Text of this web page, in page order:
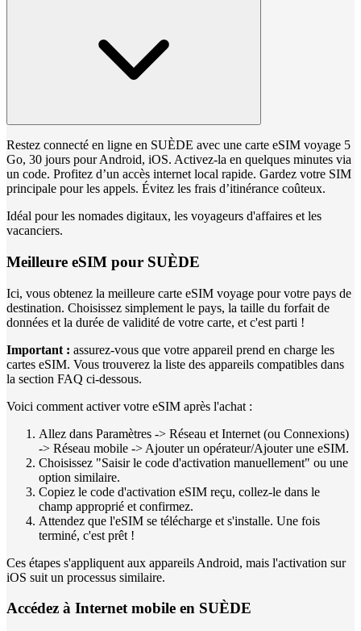
Restez connecté en ligne en SUÈDE avec une carte eSIM voyage 5
Go, 30 jours pour Android, iOS. Activez-la en quelques minutes via
un code. Profitez d’un accès internet local rapide. Gardez votre SIM
principale pour les appels. Évitez les frais d’itinérance coûteux.
Idéal pour les nomades digitaux, les voyageurs d'affaires et les
vacanciers.
Meilleure eSIM pour SUÈDE
Ici, vous obtenez la meilleure carte eSIM voyage pour votre pays de
destination. Choisissez simplement le pays, la taille du forfait de
données et la durée de validité de votre carte, et c'est parti !
Important : assurez-vous que votre appareil prend en charge les
cartes eSIM. Vous trouverez la liste des appareils compatibles dans
la section FAQ ci-dessous.
Voici comment activer votre eSIM après l'achat :
Allez dans Paramètres -> Réseau et Internet (ou Connexions)
-> Réseau mobile -> Ajouter un opérateur/Ajouter une eSIM.
Choisissez "Saisir le code d'activation manuellement" ou une
option similaire.
Copiez le code d'activation eSIM reçu, collez-le dans le
champ approprié et confirmez.
Attendez que l'eSIM se télécharge et s'installe. Une fois
terminé, c'est prêt !
Ces étapes s'appliquent aux appareils Android, mais l'activation sur
iOS suit un processus similaire.
Accédez à Internet mobile en SUÈDE